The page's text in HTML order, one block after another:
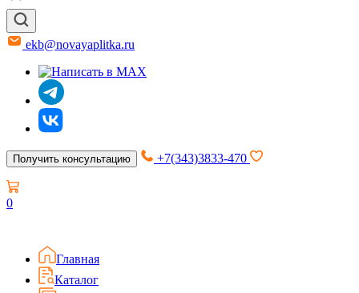
ekb@novayaplitka.ru
Получить консультацию +7(343)3833-470
0
Главная
Каталог